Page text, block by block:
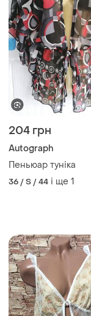
204 грн
Autograph
Пеньюар туніка
36 / S / 44 і ще 1